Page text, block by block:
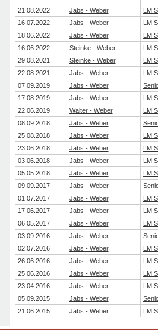
21.08.2022
Jabs - Weber
LM
16.07.2022
Jabs - Weber
LM
18.06.2022
Jabs - Weber
LM
16.06.2022
Steinke - Weber
LM
29.08.2021
Steinke - Weber
LM
22.08.2021
Jabs - Weber
LM
07.09.2019
Jabs - Weber
17.08.2019
Jabs - Weber
LM
22.06.2019
Walter - Weber
LM
08.09.2018
Jabs - Weber
25.08.2018
Jabs - Weber
LM
23.06.2018
Jabs - Weber
LM
03.06.2018
Jabs - Weber
LM
05.05.2018
Jabs - Weber
LM
09.09.2017
Jabs - Weber
01.07.2017
Jabs - Weber
LM
17.06.2017
Jabs - Weber
LM
06.05.2017
Jabs - Weber
LM
03.09.2016
Jabs - Weber
02.07.2016
Jabs - Weber
LM
26.06.2016
Jabs - Weber
LM
25.06.2016
Jabs - Weber
LM
23.04.2016
Jabs - Weber
LM
05.09.2015
Jabs - Weber
21.06.2015
Jabs - Weber LM